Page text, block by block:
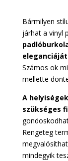
Bármilyen
járhat a vinyl
Számos ok
mellette
A
szükséges
Rengeteg
mindegyik